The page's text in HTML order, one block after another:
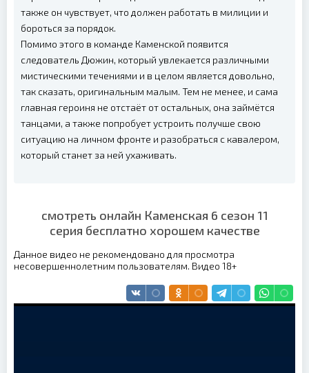
также он чувствует, что должен работать в милиции и
бороться за порядок.
Помимо этого в команде Каменской появится
следователь Дюжин, который увлекается различными
мистическими течениями и в целом является довольно,
так сказать, оригинальным малым. Тем не менее, и сама
главная героиня не отстаёт от остальных, она займётся
танцами, а также попробует устроить получше свою
ситуацию на личном фронте и разобраться с кавалером,
который станет за ней ухаживать.
смотреть онлайн Каменская 6 сезон 11
серия бесплатно хорошем качестве
Данное видео не рекомендовано для просмотра
несовершеннолетним пользователям. Видео 18+